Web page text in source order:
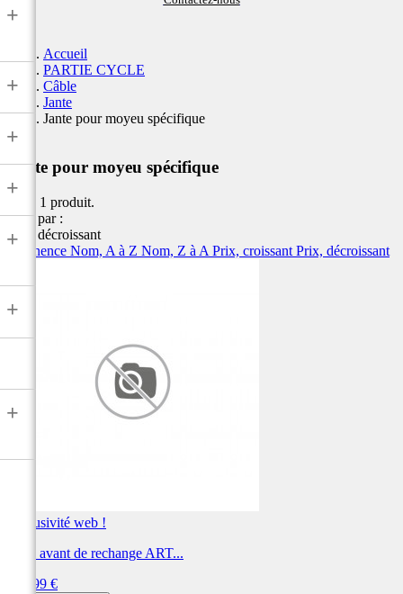
+
+
+
+
+
+
+
Accueil
PARTIE CYCLE
Câble
Jante
Jante pour moyeu spécifique
Jante pour moyeu spécifique
Il y a 1 produit.
Trier par :
Prix, décroissant
Pertinence Nom, A à Z Nom, Z à A Prix, croissant Prix, décroissant
Exclusivité web !
Jante avant de rechange ART...
235,99 €